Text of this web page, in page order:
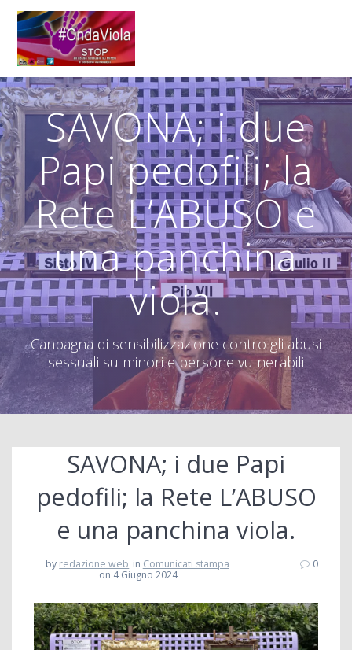
SAVONA; i due
Papi pedofili; la
Rete L’ABUSO e
una panchina
viola.
Canpagna di sensibilizzazione contro gli abusi
sessuali su minori e persone vulnerabili
SAVONA; i due Papi
pedofili; la Rete L’ABUSO
e una panchina viola.
by redazione web in Comunicati stampa
on 4 Giugno 2024
0